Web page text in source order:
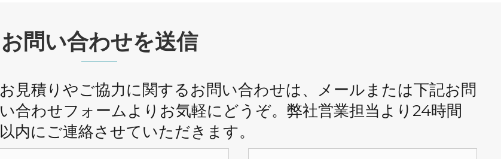
お問い合わせを送信
お見積りやご協力に関するお問い合わせは、メールまたは下記お問
い合わせフォームよりお気軽にどうぞ。弊社営業担当より24時間
以内にご連絡させていただきます。